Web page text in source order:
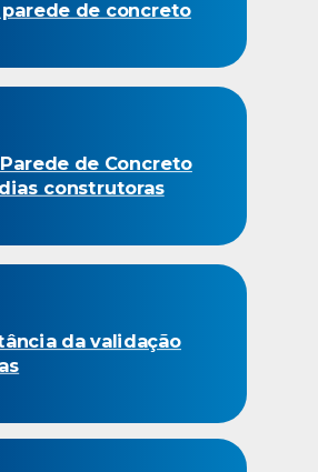
de Concreto
construtoras
da validação
de concreto